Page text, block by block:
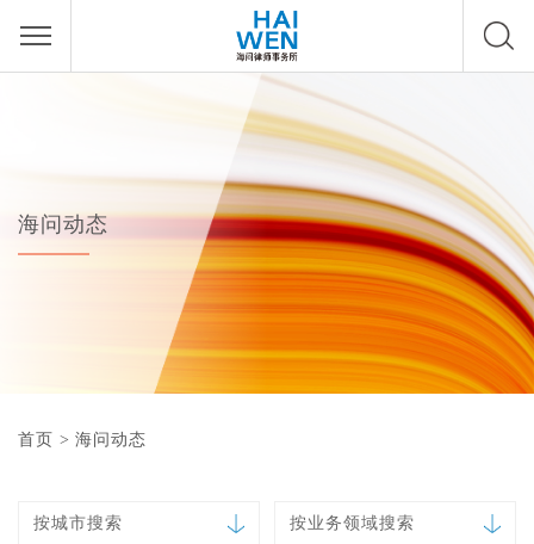
海问动态
首页 > 海问动态
按城市搜索 按业务领域搜索